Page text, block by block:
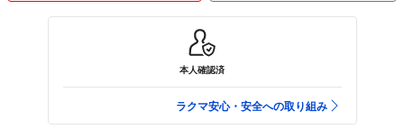
本人確認済
ラクマ安心・安全への取り組み